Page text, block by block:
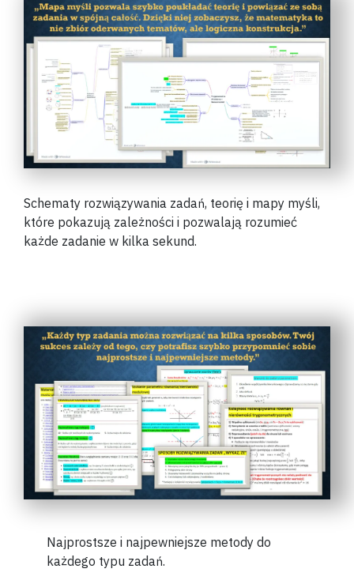
Schematy rozwiązywania zadań, teorię i mapy myśli,
które pokazują zależności i pozwalają rozumieć
każde zadanie w kilka sekund.
Najprostsze i najpewniejsze metody do
każdego typu zadań.